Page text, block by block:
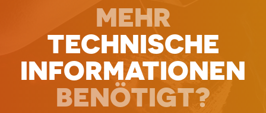
MEHR
TECHNISCHE
INFORMATIONEN
BENÖTIGT?